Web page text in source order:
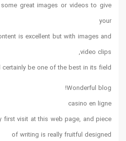
great images or videos to give
your
is excellent but with images and
video clips,
be one of the best in its field.
Wonderful blog!
casino en ligne
first visit at this web page, and piece
of writing is really fruitful designed